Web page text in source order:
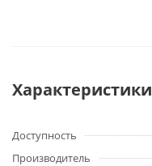
Характеристики
Доступность
Производитель